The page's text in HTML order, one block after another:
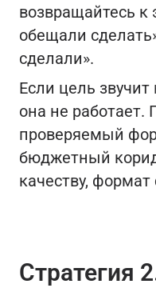
возвращайтесь к
обещали
сделали».
Если цель звучит
она не работает.
проверяемый
бюджетный
качеству, формат
Стратегия